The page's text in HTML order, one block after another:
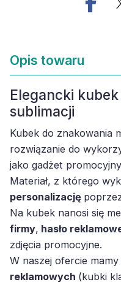
Opis towaru
Elegancki
sublimacji
Kubek do znakowania
rozwiązanie do
jako gadżet
Materiał, z którego
personalizację
Na kubek nanosi się
firmy, hasło
zdjęcia promocyjne.
W naszej ofercie mamy
reklamowych (kubki